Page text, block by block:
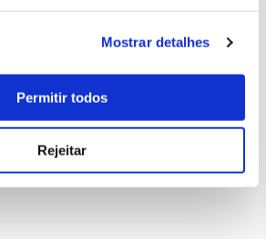
Mostrar detalhes
Permitir todos
Rejeitar